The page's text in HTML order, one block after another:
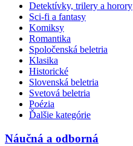
Detektívky, trilery a horory
Sci-fi a fantasy
Komiksy
Romantika
Spoločenská beletria
Klasika
Historické
Slovenská beletria
Svetová beletria
Poézia
Ďalšie kategórie
Náučná a odborná